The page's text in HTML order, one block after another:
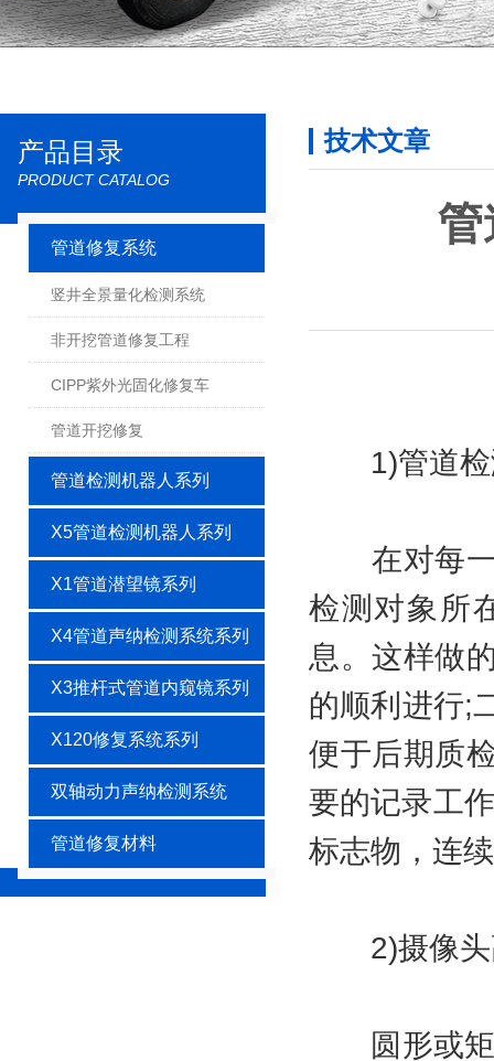
产品目录
PRODUCT CATALOG
管道修复系统
竖井全景量化检测系统
非开挖管道修复工程
CIPP紫外光固化修复车
管道开挖修复
管道检测机器人系列
X5管道检测机器人系列
X1管道潜望镜系列
X4管道声纳检测系统系列
X3推杆式管道内窥镜系列
X120修复系统系列
双轴动力声纳检测系统
管道修复材料
技术文章
管
1)管道检
在对每一
检测对象所
息。这样做
的顺利进行;
便于后期质
要的记录工
标志物，连
2)摄像头
圆形或矩